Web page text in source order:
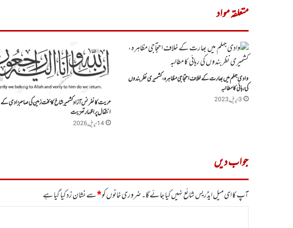
متعلقہ مواد
وادی جہلم میں بھارت کے خلاف احتجاجی مظاہرہ، کشمیری نظربندوں
کی رہائی کا مطالبہ
3 اپریل, 2023 حریت کانفرنس آزادکشمیر شاخ کابخت زمین کی صاحبزادی کے
انتقال پر اظہار تعزیت
14 اپریل, 2026
جواب دیں
آپ کا ای میل ایڈریس شائع نہیں کیا جائے گا۔ضروری خانوں کو*سے نشان زد کیا گیا ہے